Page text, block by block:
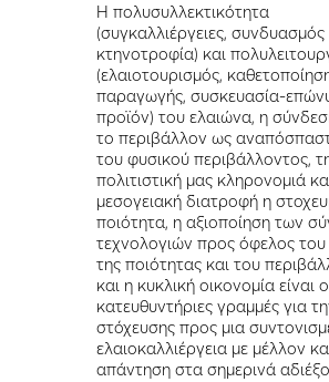
Η πολυσυλλεκτικότητα
(συγκαλλιέργειες, συνδυασμός
κτηνοτροφία) και
(ελαιοτουρισμός,
παραγωγής, συσκευασία-
προϊόν) του ελαιώνα, η
το περιβάλλον ως
του φυσικού περιβάλλοντος,
πολιτιστική μας κληρονομιά
μεσογειακή διατροφή η
ποιότητα, η αξιοποίηση των
τεχνολογιών προς όφελος
της ποιότητας και του
και η κυκλική οικονομία είναι
κατευθυντήριες γραμμές για
στόχευσης προς μια
ελαιοκαλλιέργεια με μέλλον
απάντηση στα σημερινά